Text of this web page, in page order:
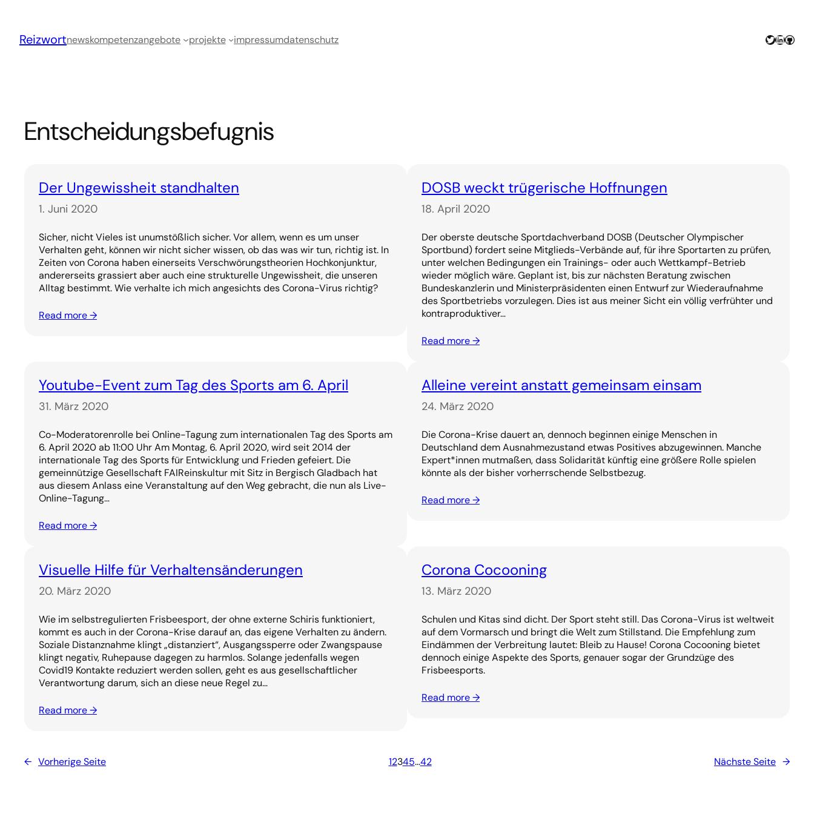
springen
Reizwortnewskompetenzangebote projekte impressumdatenschutz Twitter
LinkedIn
Entscheidungsbefugnis
Der Ungewissheit standhalten
1. Juni 2020
Sicher, nicht Vieles ist unumstößlich sicher. Vor allem, wenn es um unser
Verhalten geht, können wir nicht sicher wissen, ob das was wir tun, richtig ist. In
Zeiten von Corona haben einerseits Verschwörungstheorien Hochkonjunktur,
andererseits grassiert aber auch eine strukturelle Ungewissheit, die unseren
Alltag bestimmt. Wie verhalte ich mich angesichts des Corona-Virus richtig?
Read more →
DOSB weckt trügerische Hoffnungen
18. April 2020
Der oberste deutsche Sportdachverband DOSB (Deutscher Olympischer
Sportbund) fordert seine Mitglieds-Verbände auf, für ihre Sportarten zu prüfen,
unter welchen Bedingungen ein Trainings- oder auch Wettkampf-Betrieb
wieder möglich wäre. Geplant ist, bis zur nächsten Beratung zwischen
Bundeskanzlerin und Ministerpräsidenten einen Entwurf zur Wiederaufnahme
des Sportbetriebs vorzulegen. Dies ist aus meiner Sicht ein völlig verfrühter und
kontraproduktiver…
Read more →
Youtube-Event zum Tag des Sports am 6. April
31. März 2020
Co-Moderatorenrolle bei Online-Tagung zum internationalen Tag des Sports am
6. April 2020 ab 11:00 Uhr Am Montag, 6. April 2020, wird seit 2014 der
internationale Tag des Sports für Entwicklung und Frieden gefeiert. Die
gemeinnützige Gesellschaft FAIReinskultur mit Sitz in Bergisch Gladbach hat
aus diesem Anlass eine Veranstaltung auf den Weg gebracht, die nun als Live-
Online-Tagung…
Read more →
Alleine vereint anstatt gemeinsam einsam
24. März 2020
Die Corona-Krise dauert an, dennoch beginnen einige Menschen in
Deutschland dem Ausnahmezustand etwas Positives abzugewinnen. Manche
Expert*innen mutmaßen, dass Solidarität künftig eine größere Rolle spielen
könnte als der bisher vorherrschende Selbstbezug.
Read more →
Visuelle Hilfe für Verhaltensänderungen
20. März 2020
Wie im selbstregulierten Frisbeesport, der ohne externe Schiris funktioniert,
kommt es auch in der Corona-Krise darauf an, das eigene Verhalten zu ändern.
Soziale Distanznahme klingt „distanziert“, Ausgangssperre oder Zwangspause
klingt negativ, Ruhepause dagegen zu harmlos. Solange jedenfalls wegen
Covid19 Kontakte reduziert werden sollen, geht es aus gesellschaftlicher
Verantwortung darum, sich an diese neue Regel zu…
Read more →
Corona Cocooning
13. März 2020
Schulen und Kitas sind dicht. Der Sport steht still. Das Corona-Virus ist weltweit
auf dem Vormarsch und bringt die Welt zum Stillstand. Die Empfehlung zum
Eindämmen der Verbreitung lautet: Bleib zu Hause! Corona Cocooning bietet
dennoch einige Aspekte des Sports, genauer sogar der Grundzüge des
Frisbeesports.
Read more →
← Vorherige Seite 12345…42 Nächste Seite →